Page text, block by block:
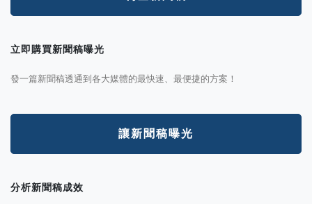
立即購買新聞稿曝光
發一篇新聞稿透通到各大媒體的最快速、最便捷的方案！
讓新聞稿曝光
分析新聞稿成效